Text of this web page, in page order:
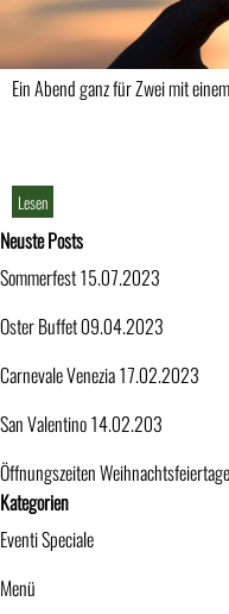
Ein Abend ganz für Zwei mit
Lesen
Block überspringen Neuste Posts
Neuste Posts
Sommerfest 15.07.2023
Oster Buffet 09.04.2023
Carnevale Venezia 17.02.2023
San Valentino 14.02.203
Öffnungszeiten Weihnachtsfeiertage
Block überspringen Kategorien
Kategorien
Eventi Speciale
Menü